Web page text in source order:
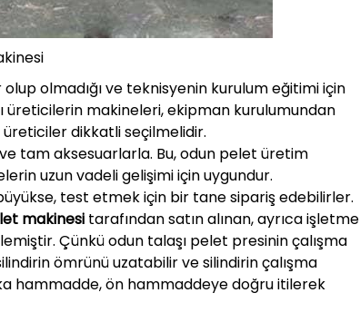
olmadığı ve teknisyenin kurulum eğitimi için
üreticilerin makineleri, ekipman kurulumundan
dikkatli seçilmelidir.
tam aksesuarlarla. Bu, odun pelet üretim
uzun vadeli gelişimi için uygundur.
test etmek için bir tane sipariş edebilirler.
makinesi tarafından satın alınan, ayrıca işletme
Çünkü odun talaşı pelet presinin çalışma
ömrünü uzatabilir ve silindirin çalışma
hammadde, ön hammaddeye doğru itilerek